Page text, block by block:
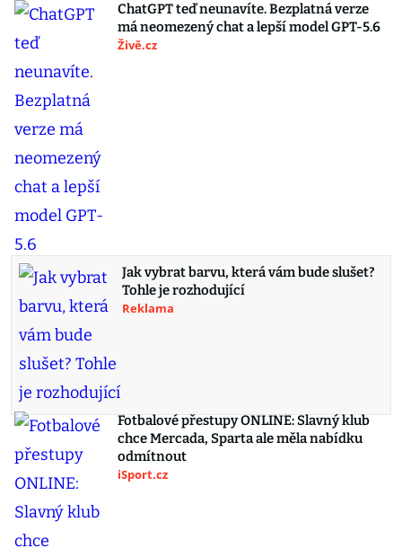
ChatGPT teď neunavíte. Bezplatná verze
má neomezený chat a lepší model GPT-5.6
Živě.cz
Jak vybrat barvu, která vám bude slušet?
Tohle je rozhodující
Reklama
Fotbalové přestupy ONLINE: Slavný klub
chce Mercada, Sparta ale měla nabídku
odmítnout
iSport.cz